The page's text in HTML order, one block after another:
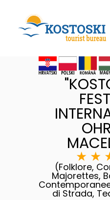
★ ★
(Folklore,
Majorettes,
di Strada,